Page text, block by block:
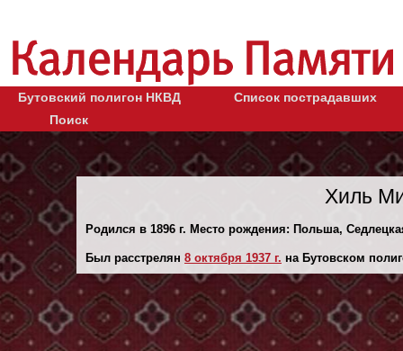
Бутовский полигон НКВД
Список пострадавших
Поиск
Хиль
Родился в 1896 г. Место рождения: Польша,
Был расстрелян 8 октября 1937 г. на Бутовском